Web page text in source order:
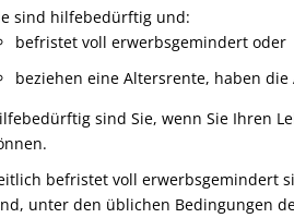
sind hilfebedürftig und:
befristet voll erwerbsgemindert oder
beziehen eine Altersrente, haben
sind Sie, wenn Sie Ihren
befristet voll erwerbsgemindert
unter den üblichen Bedingungen